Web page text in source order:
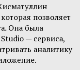
позволяет
Она была
— сервиса,
аналитику